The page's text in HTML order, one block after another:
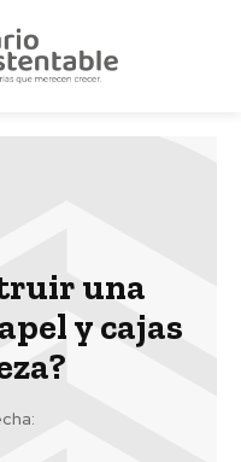
una
y cajas